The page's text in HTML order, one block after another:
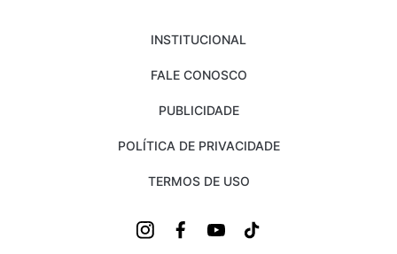
INSTITUCIONAL
FALE CONOSCO
PUBLICIDADE
POLÍTICA DE PRIVACIDADE
TERMOS DE USO